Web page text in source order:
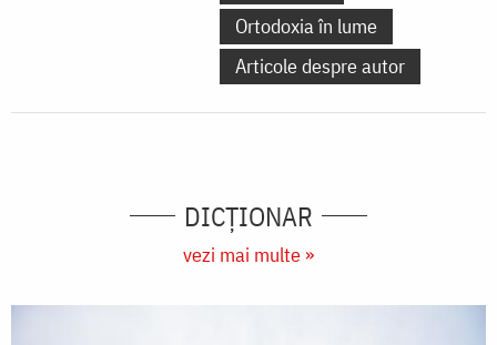
Ortodoxia în lume
Articole despre autor
DICŢIONAR
vezi mai multe »